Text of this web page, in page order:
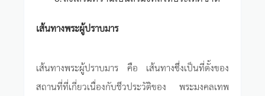
เส้นทางพระผู้ปราบมาร
เส้นทางพระผู้ปราบมาร คือ เส้นทางซึ่งเป็นที่ตั้งของ
สถานที่ที่เกี่ยวเนื่องกับชีวประวัติของ พระมงคลเทพ